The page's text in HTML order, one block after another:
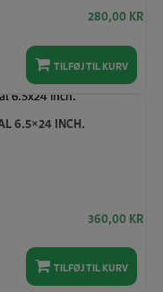
280,00 KR
TILFØJ TIL KURV
6.5×24 INCH.
360,00 KR
TILFØJ TIL KURV